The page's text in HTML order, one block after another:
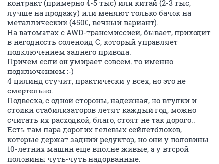
контракт (примерно 4-5 тыс) или китай (2-3 тыс,
лучше на продажу) или меняют только бачок на
металлический (4500, вечный вариант).
На ватоматах с AWD-трансмиссией, бывает, приходит
в негодность соленоид С, который управляет
подключением заднего привода.
Причем если он умирает совсем, то именно
подключением :-)
4 цилинд стучит, практически у всех, но это не
смертельно.
Подвеска, с одной стороны, надежная, но втулки и
стойки стабилизаторов летят каждый год, можно
считать их расходкой, благо, стоят не так дорого..
Есть там пара дорогих гелевых сейлетблоков,
которые держат задний редуктор, но они у половины
10-летних машин еще вполне живые, а у второй
половины чуть-чуть надорванные.